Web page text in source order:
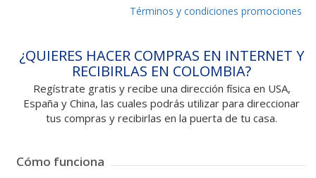
Términos y condiciones promociones
¿QUIERES HACER COMPRAS EN INTERNET Y
RECIBIRLAS EN COLOMBIA?
Regístrate gratis y recibe una dirección física en USA,
España y China, las cuales podrás utilizar para direccionar
tus compras y recibirlas en la puerta de tu casa.
Cómo funciona